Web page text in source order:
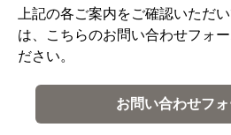
上記の各ご案内をご確認いただ
は、こちらのお問い合わせフォ
ださい。
お問い合わせフ